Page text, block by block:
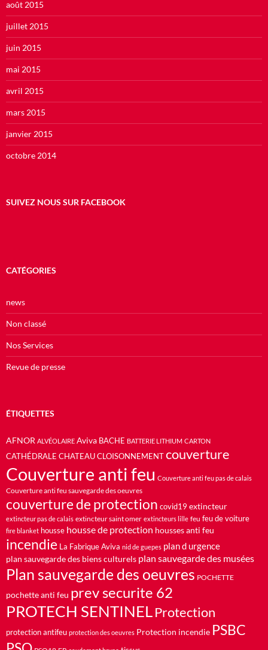
août 2015
juillet 2015
juin 2015
mai 2015
avril 2015
mars 2015
janvier 2015
octobre 2014
SUIVEZ NOUS SUR FACEBOOK
CATÉGORIES
news
Non classé
Nos Services
Revue de presse
ÉTIQUETTES
AFNOR ALVÉOLAIRE Aviva BACHE BATTERIE LITHIUM CARTON
CATHÉDRALE CHATEAU CLOISONNEMENT couverture
Couverture anti feu Couverture anti feu pas de calais
Couverture anti feu sauvegarde des oeuvres
couverture de protection covid19 extincteur
extincteur pas de calais extincteur saint omer extincteurs lille feu feu de voiture
fire blanket housse housse de protection housses anti feu
incendie La Fabrique Aviva nid de guepes plan d urgence
plan sauvegarde des biens culturels plan sauvegarde des musées
Plan sauvegarde des oeuvres POCHETTE
pochette anti feu prev securite 62
PROTECH SENTINELProtection
protection antifeu protection des oeuvres Protection incendie PSBC